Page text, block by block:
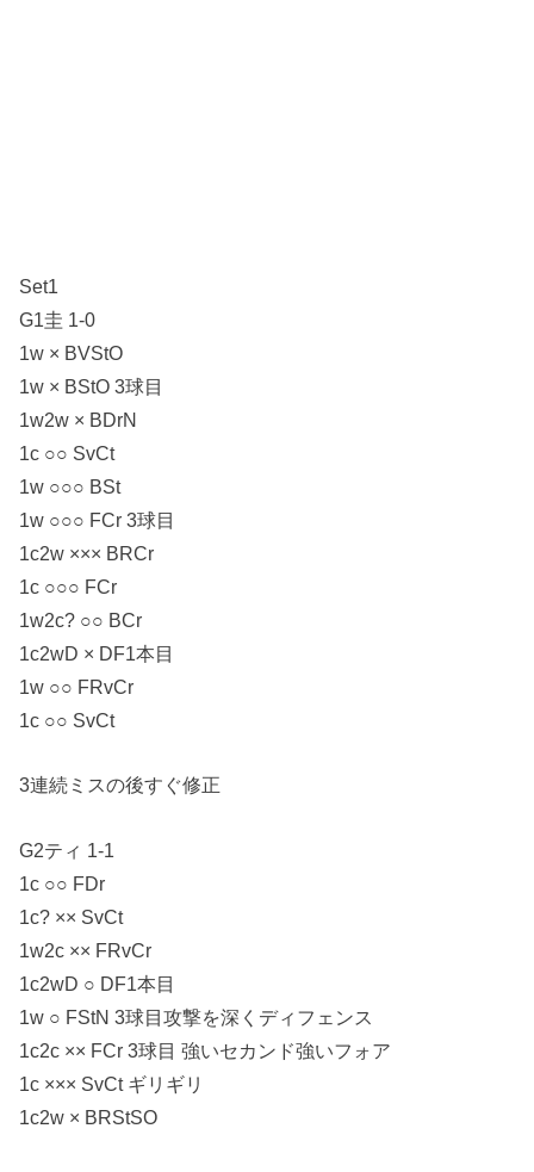
Set1
G1圭 1-0
1w × BVStO
1w × BStO 3球目
1w2w × BDrN
1c ○○ SvCt
1w ○○○ BSt
1w ○○○ FCr 3球目
1c2w ××× BRCr
1c ○○○ FCr
1w2c? ○○ BCr
1c2wD × DF1本目
1w ○○ FRvCr
1c ○○ SvCt
3連続ミスの後すぐ修正
G2ティ 1-1
1c ○○ FDr
1c? ×× SvCt
1w2c ×× FRvCr
1c2wD ○ DF1本目
1w ○ FStN 3球目攻撃を深くディフェンス
1c2c ×× FCr 3球目 強いセカンド強いフォア
1c ××× SvCt ギリギリ
1c2w × BRStSO